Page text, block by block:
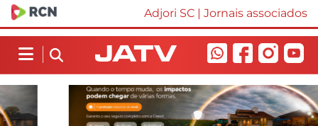
Adjori SC | Jornais associados